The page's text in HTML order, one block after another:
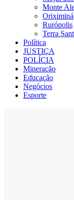
Monte
Oriximiná
Rurópolis
Terra
Política
JUSTIÇA
POLÍCIA
Mineração
Educação
Negócios
Esporte